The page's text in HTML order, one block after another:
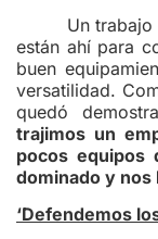
Un
están ahí para
buen
versatilidad.
quedó
trajimos un
pocos equipos
dominado y nos
‘Defendemos